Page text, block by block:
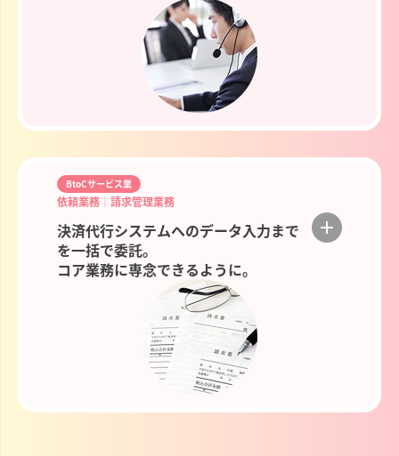
BtoCサービス業
依頼業務│請求管理業務
決済代行システムへのデータ入力まで
を一括で委託。
コア業務に専念できるように。